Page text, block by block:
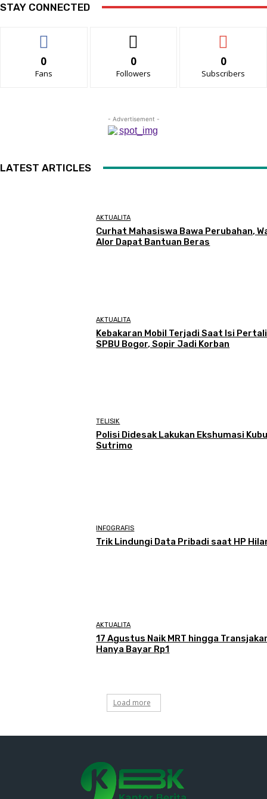
STAY CONNECTED
0
Fans
0
Followers
0
Subscribers
- Advertisement -
LATEST ARTICLES
AKTUALITA
Curhat Mahasiswa Bawa Perubahan,
Alor Dapat Bantuan Beras
AKTUALITA
Kebakaran Mobil Terjadi Saat Isi
SPBU Bogor, Sopir Jadi Korban
TELISIK
Polisi Didesak Lakukan Ekshumasi
Sutrimo
INFOGRAFIS
Trik Lindungi Data Pribadi saat HP
AKTUALITA
17 Agustus Naik MRT hingga
Hanya Bayar Rp1
Load more